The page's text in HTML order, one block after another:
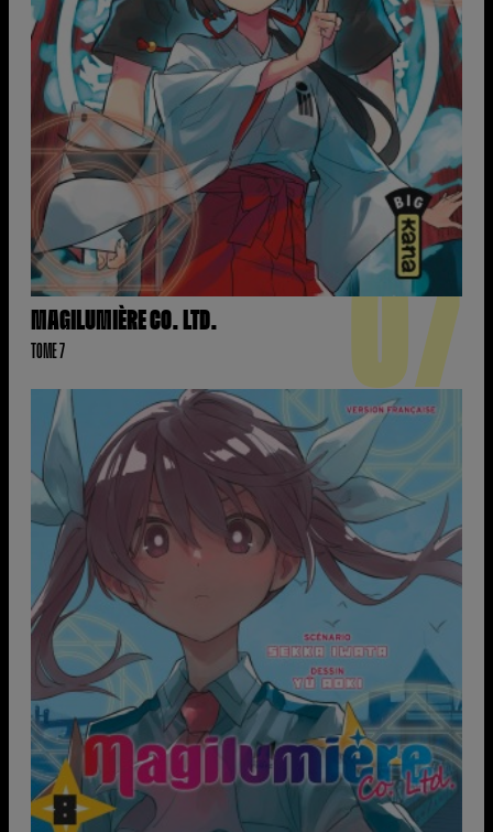
MAGILUMIÈRE CO. LTD.
TOME 7 07